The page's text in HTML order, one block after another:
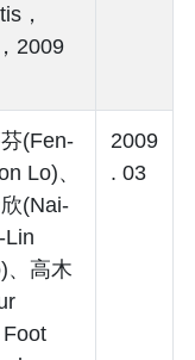
，
2009
(Fen-
Lo)、
(Nai-
Lin
、高木
2009
. 03